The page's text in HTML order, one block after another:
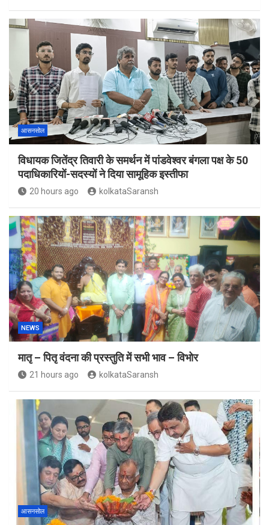
आसनसोल
विधायक जितेंद्र तिवारी के समर्थन में पांडवेश्वर बंगला पक्ष के 50
पदाधिकारियों-सदस्यों ने दिया सामूहिक इस्तीफा
20 hours ago kolkataSaransh
NEWS
मातृ – पितृ वंदना की प्रस्तुति में सभी भाव – विभोर
21 hours ago kolkataSaransh
आसनसोल